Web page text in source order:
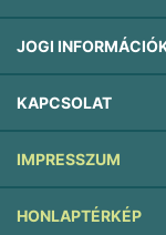
JOGI
KAPCSOLAT
IMPRESSZUM
HONLAPTÉRKÉP